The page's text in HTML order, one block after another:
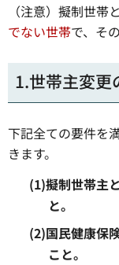
（注意）擬制世帯
でない世帯で、そ
1.世帯主変更
下記全ての要件を
きます。
(1)擬制世帯主
と。
(2)国民健康保
こと。